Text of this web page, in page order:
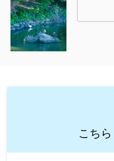
こち